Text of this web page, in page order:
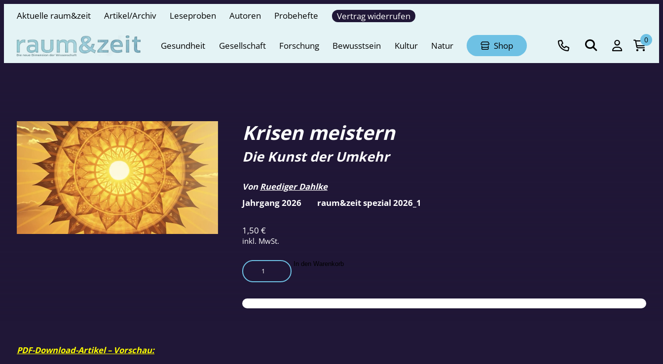
Aktuelle raum&zeit Artikel/Archiv Leseproben Autoren Probehefte Vertrag widerrufen
Gesundheit Gesellschaft Forschung Bewusstsein Kultur Natur Shop
0
Krisen meistern
1,50 €
inkl. MwSt.
Die Kunst der Umkehr
VonRuediger Dahlke
Krisen
meistern
In den Warenkorb
Jahrgang 2026 raum&zeit spezial 2026_1
PDF-Download-Artikel – Vorschau: